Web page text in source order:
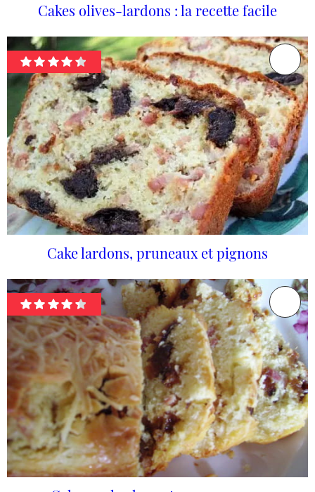
Cakes olives-lardons : la recette facile
Cake lardons, pruneaux et pignons